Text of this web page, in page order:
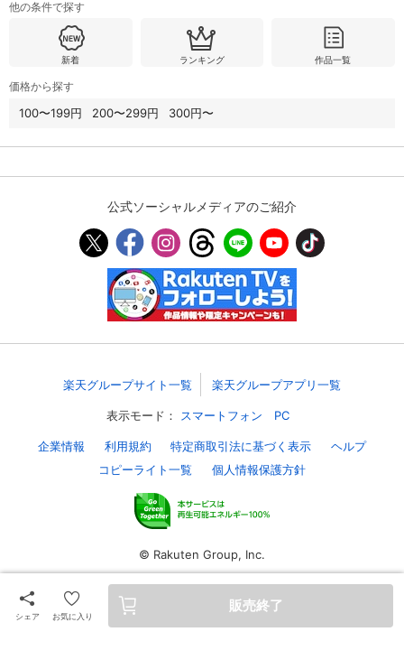
購入履歴
レンタル、購入、定額見放題の購入履歴の
確認が可能です。こちらから視聴いただく
と便利です。
お気に入り
す。お気に入りに追加した作品の削除も可
能です。
の削除も可能です。
視聴年齢制限
能です。5段階の年齢区分から選択できま
す。
視聴デバイス一覧
スマホなどでRakuten TVを視聴する際のデ
バイス連携の設定ができます。
す。
メルマガの配信停止、配信先のメールアド
可能です。
ログアウト
シェア お気に入り
販売終了
他の条件で探す
新着 ランキング 作品一覧
価格から探す
100〜199円 200〜299円 300円〜
公式ソーシャルメディアのご紹介
楽天グループサイト一覧 楽天グループアプリ一覧
表示モード： スマートフォン PC
企業情報 利用規約 特定商取引法に基づく表示
ヘルプ
コピーライト一覧
個人情報保護方針
© Rakuten Group, Inc.